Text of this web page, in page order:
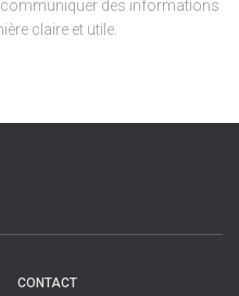
des informations
claire et utile.
CONTACT